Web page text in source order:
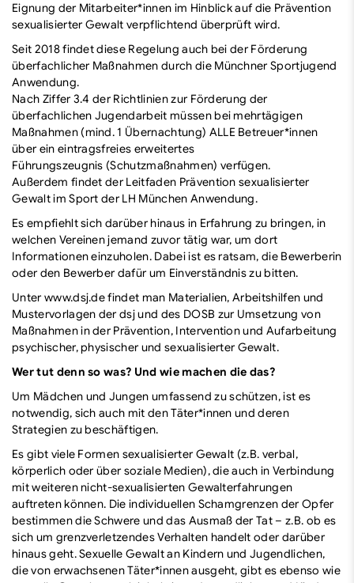
Eignung der Mitarbeiter*innen im Hinblick auf die Prävention
sexualisierter Gewalt verpflichtend überprüft wird.
Seit 2018 findet diese Regelung auch bei der Förderung
überfachlicher Maßnahmen durch die Münchner Sportjugend
Anwendung.
Nach Ziffer 3.4 der Richtlinien zur Förderung der
überfachlichen Jugendarbeit müssen bei mehrtägigen
Maßnahmen (mind. 1 Übernachtung) ALLE Betreuer*innen
über ein eintragsfreies erweitertes
Führungszeugnis (Schutzmaßnahmen) verfügen.
Außerdem findet derLeitfaden Prävention sexualisierter
Gewalt im Sport der LH München Anwendung.
Es empfiehlt sich darüber hinaus in Erfahrung zu bringen, in
welchen Vereinen jemand zuvor tätig war, um dort
Informationen einzuholen. Dabei ist es ratsam, die Bewerberin
oder den Bewerber dafür um Einverständnis zu bitten.
Unterwww.dsj.defindet man Materialien, Arbeitshilfen und
Mustervorlagen der dsj und des DOSB zur Umsetzung von
Maßnahmen in der Prävention, Intervention und Aufarbeitung
psychischer, physischer und sexualisierter Gewalt.
Wer tut denn so was? Und wie machen die das?
Um Mädchen und Jungen umfassend zu schützen, ist es
notwendig, sich auch mit den Täter*innen und deren
Strategien zu beschäftigen.
Es gibt viele Formen sexualisierter Gewalt (z.B. verbal,
körperlich oder über soziale Medien), die auch in Verbindung
mit weiteren nicht-sexualisierten Gewalterfahrungen
auftreten können. Die individuellen Schamgrenzen der Opfer
bestimmen die Schwere und das Ausmaß der Tat – z.B. ob es
sich um grenzverletzendes Verhalten handelt oder darüber
hinaus geht. Sexuelle Gewalt an Kindern und Jugendlichen,
die von erwachsenen Täter*innen ausgeht, gibt es ebenso wie